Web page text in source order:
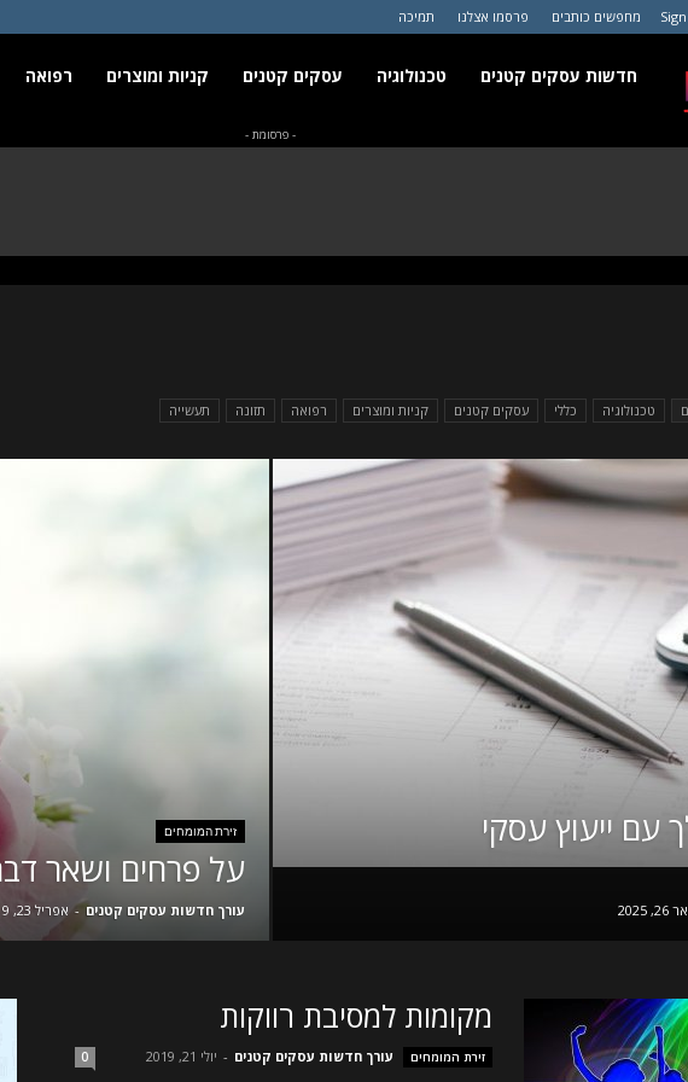
מחפשים כותבים פרסמו אצלנו תמיכה
חדשות
חדשות עסקים קטנים טכנולוגיה עסקים קטנים קניות ומוצרים רפואה
- פרסומת -
טכנולוגיה כללי עסקים קטנים קניות ומוצרים רפואה תזונה תעשייה
עם ייעוץ עסקי
2025
זירת המומחים
על פרחים ושאר
עורך חדשות עסקים קטנים - אפריל 23, 2019
מקומות למסיבת רווקות
זירת המומחים עורך חדשות עסקים קטנים - יולי 21, 2019 0